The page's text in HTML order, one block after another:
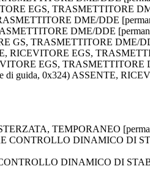
EGS, TRASMETTITORE
DME/DDE
DME/DDE
GS, TRASMETTITORE DME/
RICEVITORE EGS,
EGS, TRASMETTITORE
di guida, 0x324) ASSENTE,
TEMPORANEO
CONTROLLO DINAMICO
CONTROLLO DINAMICO DI